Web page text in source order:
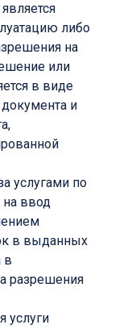
либо
на
или
в виде
и
услугами по
ввод
в выданных
в
разрешения
услуги